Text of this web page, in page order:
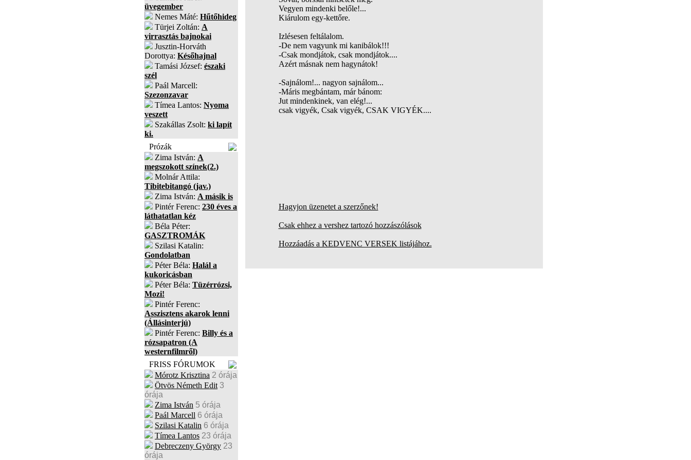
üvegember
Nemes Máté: Hűtőhideg
Türjei Zoltán: A
virrasztás bajnokai
Jusztin-Horváth
Dorottya: Későhajnal
Tamási József: északi
szél
Paál Marcell:
Szezonzavar
Tímea Lantos: Nyoma
veszett
Szakállas Zsolt: ki lapít
ki.
Prózák
Zima István: A
megszokott színek(2.)
Molnár Attila:
Tibitebitangó (jav.)
Zima István: A másik is
Pintér Ferenc: 230 éves a
láthatatlan kéz
Béla Péter:
GASZTROMÁK
Szilasi Katalin:
Gondolatban
Péter Béla: Halál a
kukoricásban
Péter Béla: Tüzérrózsi,
Mozi!
Pintér Ferenc:
Asszisztens akarok lenni
(Állásinterjú)
Pintér Ferenc: Billy és a
rózsapatron (A
westernfilmről)
FRISS FÓRUMOK
Mórotz Krisztina 2 órája
Ötvös Németh Edit 3
órája
Zima István 5 órája
Paál Marcell 6 órája
Szilasi Katalin 6 órája
Tímea Lantos 23 órája
Debreczeny György 23
órája
Vegyen mindenki belőle!...
Kiárulom egy-kettőre.
Izlésesen feltálalom.
-De nem vagyunk mi kanibálok!!!
-Csak mondjátok, csak mondjátok....
Azért másnak nem hagynátok!
-Sajnálom!... nagyon sajnálom...
-Máris megbántam, már bánom:
Jut mindenkinek, van elég!...
csak vigyék, Csak vigyék, CSAK VIGYÉK....
Hagyjon üzenetet a szerzőnek!
Csak ehhez a vershez tartozó hozzászólások
Hozzáadás a KEDVENC VERSEK listájához.